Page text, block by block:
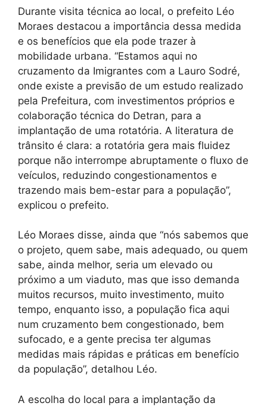
Durante visita técnica ao local, o prefeito Léo
Moraes destacou a importância dessa medida
e os benefícios que ela pode trazer à
mobilidade urbana. “Estamos aqui no
cruzamento da Imigrantes com a Lauro Sodré,
onde existe a previsão de um estudo realizado
pela Prefeitura, com investimentos próprios e
colaboração técnica do Detran, para a
implantação de uma rotatória. A literatura de
trânsito é clara: a rotatória gera mais fluidez
porque não interrompe abruptamente o fluxo de
veículos, reduzindo congestionamentos e
trazendo mais bem-estar para a população”,
explicou o prefeito.
Léo Moraes disse, ainda que “nós sabemos que
o projeto, quem sabe, mais adequado, ou quem
sabe, ainda melhor, seria um elevado ou
próximo a um viaduto, mas que isso demanda
muitos recursos, muito investimento, muito
tempo, enquanto isso, a população fica aqui
num cruzamento bem congestionado, bem
sufocado, e a gente precisa ter algumas
medidas mais rápidas e práticas em benefício
da população”, detalhou Léo.
A escolha do local para a implantação da